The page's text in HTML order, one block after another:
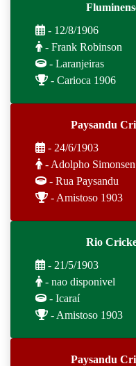
- 12/8/1906
- Frank Robinson
- Laranjeiras
- Carioca 1906
Paysandu
- 24/6/1903
- Adolpho Simonsen
- Rua Paysandu
- Amistoso 1903
Rio
- 21/5/1903
- nao disponivel
- Icaraí
- Amistoso 1903
Paysandu